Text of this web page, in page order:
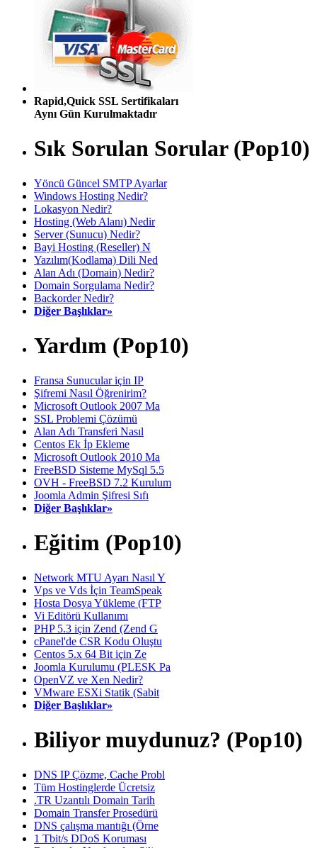
Rapid,Quick SSL Sertifikaları
Aynı Gün Kurulmaktadır
Sık Sorulan Sorular (Pop10)
Yöncü Güncel SMTP Ayarlar
Windows Hosting Nedir?
Lokasyon Nedir?
Hosting (Web Alanı) Nedir
Server (Sunucu) Nedir?
Bayi Hosting (Reseller) N
Yazılım(Kodlama) Dili Ned
Alan Adı (Domain) Nedir?
Domain Sorgulama Nedir?
Backorder Nedir?
Diğer Başlıklar»
Yardım (Pop10)
Fransa Sunucular için IP
Şifremi Nasıl Öğrenirim?
Microsoft Outlook 2007 Ma
SSL Problemi Çözümü
Alan Adı Transferi Nasıl
Centos Ek İp Ekleme
Microsoft Outlook 2010 Ma
FreeBSD Sisteme MySql 5.5
OVH - FreeBSD 7.2 Kurulum
Joomla Admin Şifresi Sıfı
Diğer Başlıklar»
Eğitim (Pop10)
Network MTU Ayarı Nasıl Y
Vps ve Vds İçin TeamSpeak
Hosta Dosya Yükleme (FTP
Vi Editörü Kullanımı
PHP 5.3 için Zend (Zend G
cPanel'de CSR Kodu Oluştu
Centos 5.x 64 Bit için Ze
Joomla Kurulumu (PLESK Pa
OpenVZ ve Xen Nedir?
VMware ESXi Statik (Sabit
Diğer Başlıklar»
Biliyor muydunuz? (Pop10)
DNS IP Çözme, Cache Probl
Tüm Hostinglerde Ücretsiz
.TR Uzantılı Domain Tarih
Domain Transfer Prosedürü
DNS çalışma mantığı (Örne
1 Tbit/s DDoS Koruması